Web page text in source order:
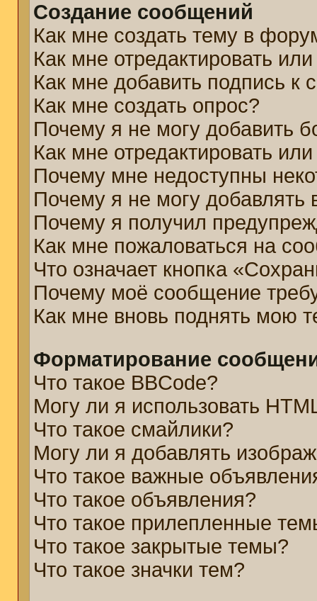
Создание сообщений
Как мне создать тему в
Как мне отредактировать
Как мне добавить подпись
Как мне создать опрос?
Почему я не могу добавить
Как мне отредактировать
Почему мне недоступны
Почему я не могу добавлять
Почему я получил
Как мне пожаловаться на
Что означает кнопка
Почему моё сообщение
Как мне вновь поднять мою
Форматирование
Что такое BBCode?
Могу ли я использовать
Что такое смайлики?
Могу ли я добавлять
Что такое важные
Что такое объявления?
Что такое прилепленные
Что такое закрытые темы?
Что такое значки тем?